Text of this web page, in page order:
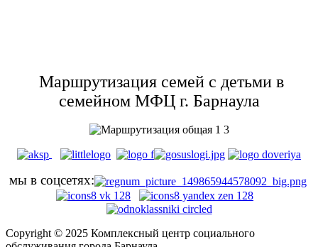
Маршрутизация семей с детьми в
семейном МФЦ г. Барнаула
мы в соцсетях:
Copyright © 2025 Комплексный центр социального